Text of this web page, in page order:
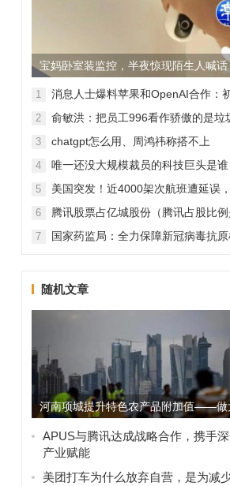
宝妈卧室装监控，半夜惊现陌生人喊话
警方已介入调查
1
消息人士爆料苹果和OpenAI合作：
无现金交易、未来探索分成佣金
2
俞敏洪：把员工996看作骄傲的是垃
司，建议24节气都放假
3
chatgpt怎么用、周鸿祎称搭不上
ChatGPT企业会被淘汰
4
唯一还没大规模裁员的科技巨头是谁
苹果还能扛多久？
5
美国突发！近4000架次航班遭延误，
2000架次航班被取消
6
腾讯股票占亿城股份（腾讯占股比例
怎样的？）
7
国家药监局：全力保障新冠病毒抗原
随机文章
河南项城提升特色农产品附加值——做
白芝麻品牌价值
APUS与腾讯达成战略合作，携手
产业赋能
美团打车为什么放弃自营，是为减